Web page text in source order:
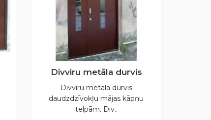
Divviru metāla durvis
Divviru metāla durvis
daudzdzīvokļu mājas kāpņu
telpām. Div..